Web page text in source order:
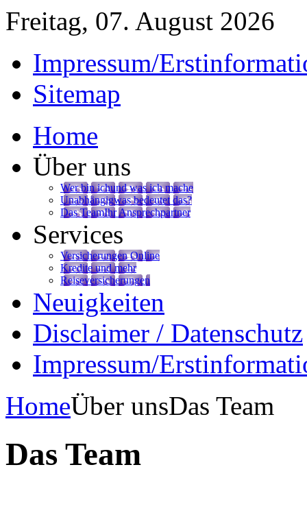
Freitag, 07. August 2026
Impressum/
Sitemap
Home
Über uns
Wer bin ichund was ich mache
Unabhängigwas bedeutet das?
Das TeamIhr Ansprechpartner
Services
Versicherungen Online
Kredite und mehr
Reiseversicherungen
Neuigkeiten
Disclaimer / Datenschutz
Impressum/
HomeÜber unsDas Team
Das Team